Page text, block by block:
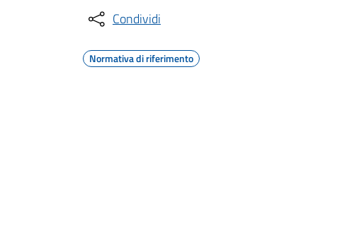
Condividi
Normativa di riferimento